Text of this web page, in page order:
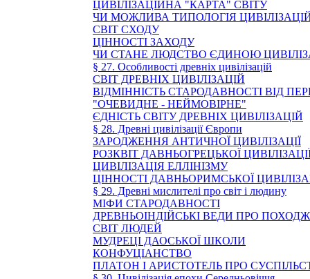
ЦИВІЛІЗАЦІЙНА "КАРТА" СВІТУ
ЧИ МОЖЛИВА ТИПОЛОГІЯ
СВІТ СХОДУ
ЦІННОСТІ ЗАХОДУ
ЧИ СТАНЕ ЛЮДСТВО ЄДИНОЮ
§ 27. Особливості древніх цивілізацій
СВІТ ДРЕВНІХ ЦИВІЛІЗАЦІЙ
ВІДМІННІСТЬ СТАРОДАВНОСТІ ВІД
"ОЧЕВИДНЕ - НЕЙМОВІРНЕ"
ЄДНІСТЬ СВІТУ ДРЕВНІХ ЦИВІЛІЗАЦІЙ
§ 28. Древні цивілізації Європи
ЗАРОДЖЕННЯ АНТИЧНОЇ ЦИВІЛІЗАЦІЇ
РОЗКВІТ ДАВНЬОГРЕЦЬКОЇ
ЦИВІЛІЗАЦІЯ ЕЛЛІНІЗМУ
ЦІННОСТІ ДАВНЬОРИМСЬКОЇ
§ 29. Древні мислителі про світ і людину
МІФИ СТАРОДАВНОСТІ
ДРЕВНЬОІНДІЙСЬКІ ВЕДИ ПРО
СВІТ ЛЮДЕЙ
МУДРЕЦІ ДАОСЬКОЇ ШКОЛИ
КОНФУЦІАНСТВО
ПЛАТОН І АРИСТОТЕЛЬ ПРО